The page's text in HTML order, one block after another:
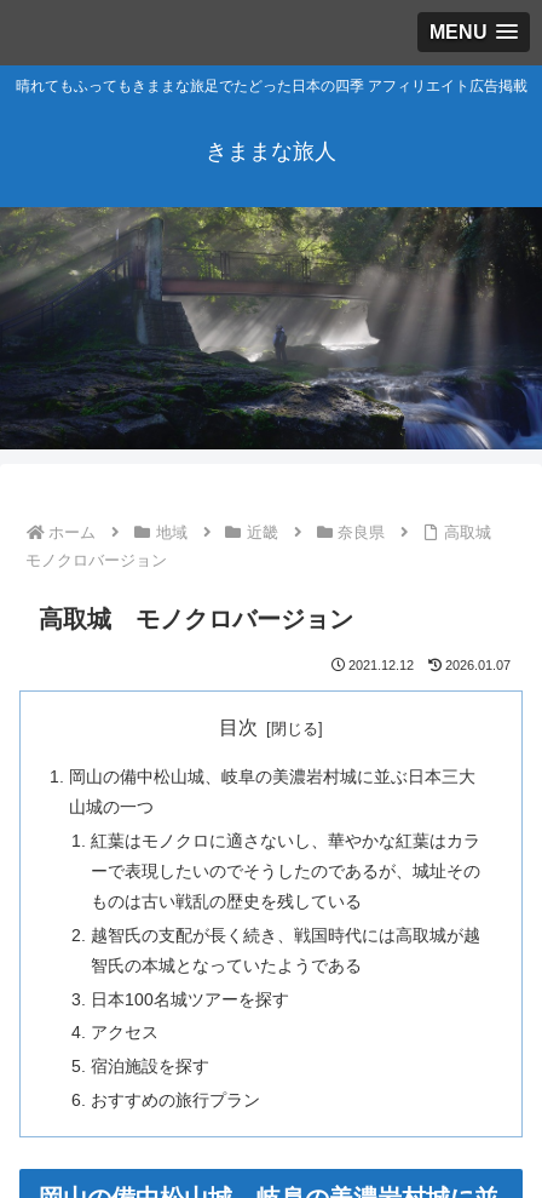
MENU
晴れてもふってもきままな旅足でたどった日本の四季 アフィリエイト広告掲載
きままな旅人
ホーム 地域 近畿 奈良県
高取城
モノクロバージョン
高取城 モノクロバージョン
2021.12.12 2026.01.07
目次
岡山の備中松山城、岐阜の美濃岩村城に並ぶ日本三大
山城の一つ
紅葉はモノクロに適さないし、華やかな紅葉はカラ
ーで表現したいのでそうしたのであるが、城址その
ものは古い戦乱の歴史を残している
越智氏の支配が長く続き、戦国時代には高取城が越
智氏の本城となっていたようである
日本100名城ツアーを探す
アクセス
宿泊施設を探す
おすすめの旅行プラン